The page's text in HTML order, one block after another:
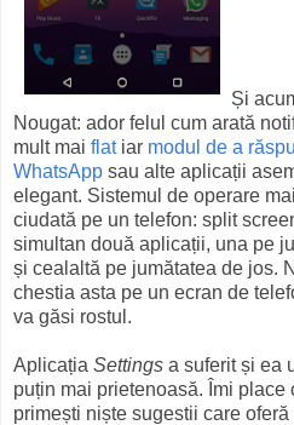
Și
Nougat: ador felul cum arată
mult mai flatiar modul de a
WhatsApp sau alte aplicații
elegant. Sistemul de operare
ciudată pe un telefon: split
simultan două aplicații, una pe
și cealaltă pe jumătatea de jos.
chestia asta pe un ecran de
va găsi rostul.
Aplicația Settings a suferit și ea
puțin mai prietenoasă. Îmi
primești niște sugestii care